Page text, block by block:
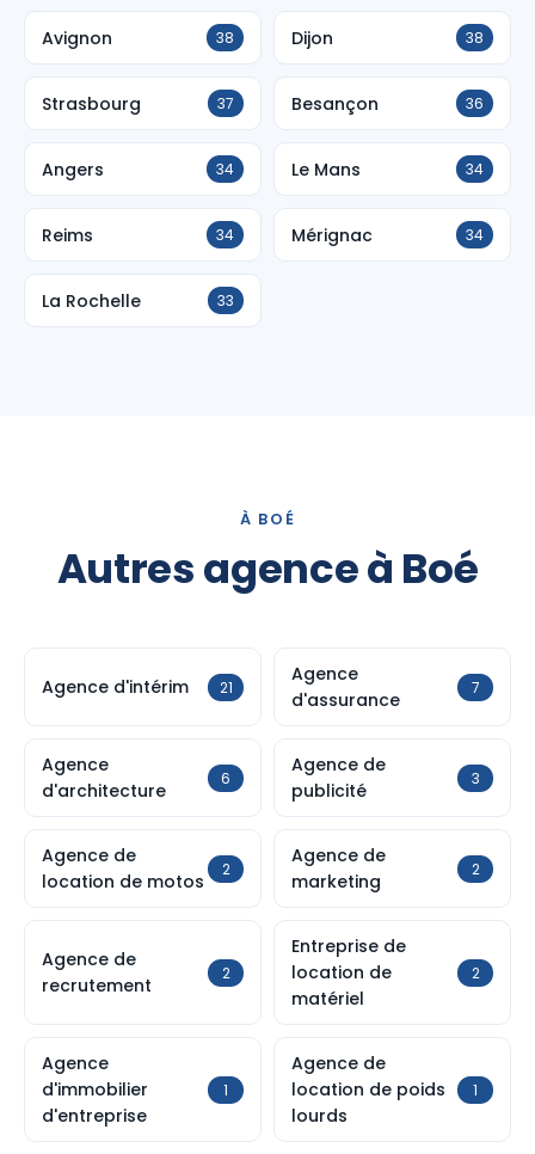
Avignon 38 Dijon 38
Strasbourg 37 Besançon 36
Angers 34 Le Mans 34
Reims 34 Mérignac 34
La Rochelle 33
À BOÉ
Autres agence à Boé
Agence d'intérim 21
Agence
d'assurance
7
Agence
d'architecture
6
Agence de
publicité
3
Agence de
location de motos
2
Agence de
marketing
2
Agence de
recrutement
2
Entreprise de
location de
matériel
2
Agence
d'immobilier
d'entreprise
1
Agence de
location de poids
lourds
1